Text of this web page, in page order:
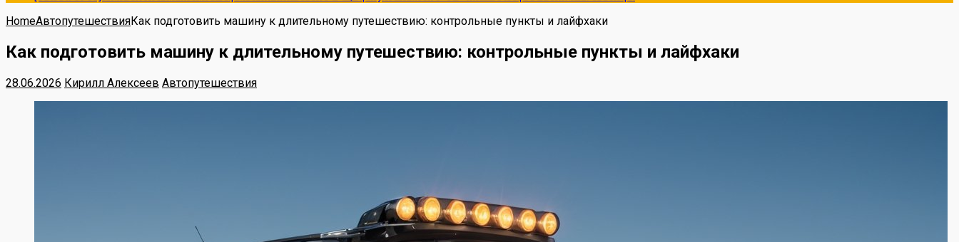
HomeАвтопутешествияКак подготовить машину к длительному путешествию: контрольные пункты и лайфхаки
Как подготовить машину к длительному путешествию: контрольные пункты и лайфхаки
28.06.2026 Кирилл Алексеев Автопутешествия